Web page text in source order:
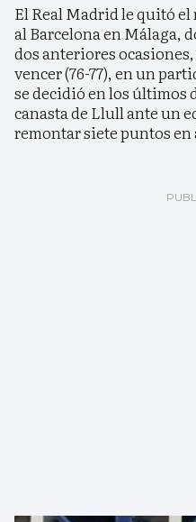
El Real Madrid le quitó el
al Barcelona en Málaga,
dos anteriores
vencer (76-77), en un
se decidió en los últimos
canasta de Llull ante un
remontar siete puntos en